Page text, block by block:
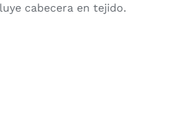
cabecera en tejido.